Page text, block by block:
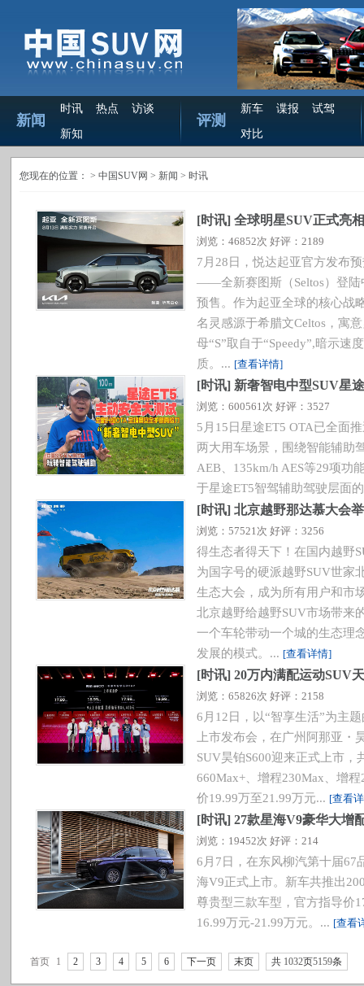
新闻
时讯 热点 访谈
新知
评测
新车 谍报 试驾
对比
您现在的位置： > 中国SUV网 > 新闻 > 时讯
[时讯] 全球明星SUV正式亮相 起
浏览：46852次 好评：2189
7月28日，悦达起亚官方发布
——全新赛图斯（Seltos）登陆
预售。作为起亚全球的核心战
名灵感源于希腊文Celtos，寓
母“S”取自于“Speedy”,暗示速
质。... [查看详情]
[时讯] 新奢智电中型SUV星
浏览：600561次 好评：3527
5月15日星途ET5 OTA已全面
两大用车场景，围绕智能辅助
AEB、135km/h AES等29项功
于星途ET5智驾辅助驾驶层面
[时讯] 北京越野那达慕大会举办，
浏览：57521次 好评：3256
得生态者得天下！在国内越野
为国字号的硬派越野SUV世家
生态大会，成为所有用户和市
北京越野给越野SUV市场带来
一个车轮带动一个城的生态理
发展的模式。... [查看详情]
[时讯] 20万内满配运动SUV
浏览：65826次 好评：2158
6月12日，以“智享生活”为主
上市发布会，在广州阿那亚
SUV昊铂S600迎来正式上市，
660Max+、增程230Max、增
价19.99万至21.99万元... [查看
[时讯] 27款星海V9豪华大增配
浏览：19452次 好评：214
​6月7日，在东风柳汽第十届67
海V9正式上市。新车共推出
尊贵型三款车型，官方指导价
16.99万元-21.99万元。... [查看
首页 1 2 3 4 5 6 下一页 末页 共 1032页5159条